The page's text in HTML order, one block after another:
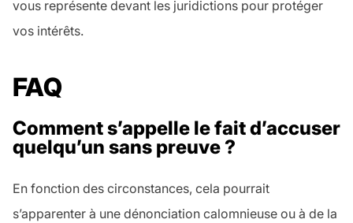
vous représente devant les juridictions pour protéger
vos intérêts.
FAQ
Comment s’appelle le fait d’accuser
quelqu’un sans preuve ?
En fonction des circonstances, cela pourrait
s’apparenter à une dénonciation calomnieuse ou à de la